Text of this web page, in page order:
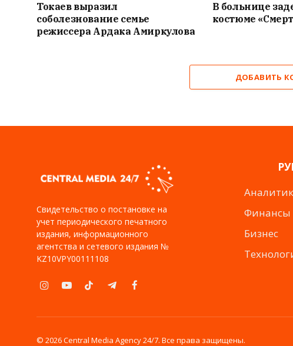
Токаев выразил
соболезнование семье
режиссера Ардака Амиркулова
В больнице
костюме
ДОБАВИТЬ
Свидетельство о постановке на
учет периодического печатного
издания, информационного
агентства и сетевого издания №
KZ10VPY00111108
InstagramYouTubeTikTokTelegramFacebook
Финансы
Бизнес
© 2026 Central Media Agency 24/7. Все права защищены.